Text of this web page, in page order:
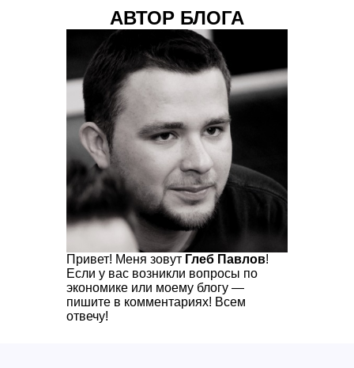
АВТОР БЛОГА
Привет! Меня зовут Глеб Павлов!
Если у вас возникли вопросы по
экономике или моему блогу —
пишите в комментариях! Всем
отвечу!